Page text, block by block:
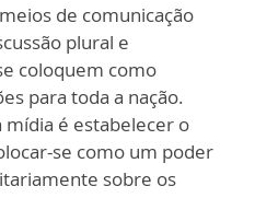
de comunicação
plural e
coloquem como
para toda a nação.
mídia é estabelecer o
se como um poder
sobre os